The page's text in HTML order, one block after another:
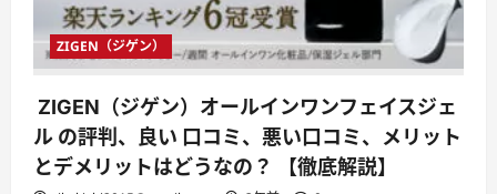
ー
ス
パ
に
変
る!
に
つ
い
て
さ
ZIGEN（ジゲン）
ZIGEN（ジゲン）オールインワンフェイスジェ
ル の評判、良い 口コミ、悪い口コミ、メリット
とデメリットはどうなの？ 【徹底解説】